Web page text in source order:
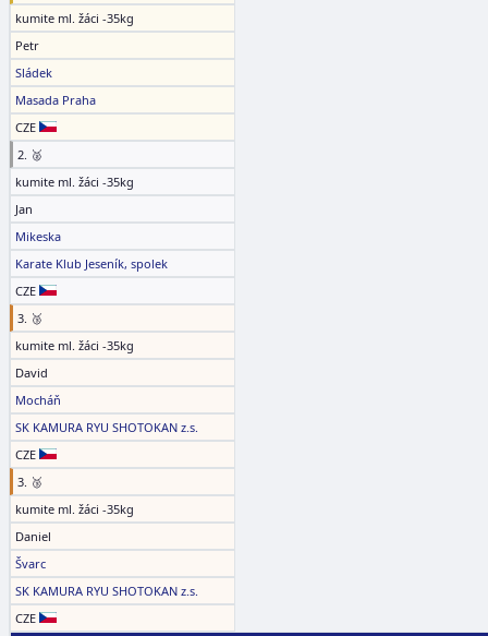
kumite ml. žáci -35kg
Petr
Sládek
Masada Praha
CZE
2. 🥈
kumite ml. žáci -35kg
Jan
Mikeska
Karate Klub Jeseník, spolek
CZE
3. 🥉
kumite ml. žáci -35kg
David
Mocháň
SK KAMURA RYU SHOTOKAN z.s.
CZE
3. 🥉
kumite ml. žáci -35kg
Daniel
Švarc
SK KAMURA RYU SHOTOKAN z.s.
CZE